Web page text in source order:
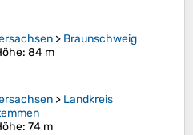
> Braunschweig
: 84 m
> Landkreis
: 74 m